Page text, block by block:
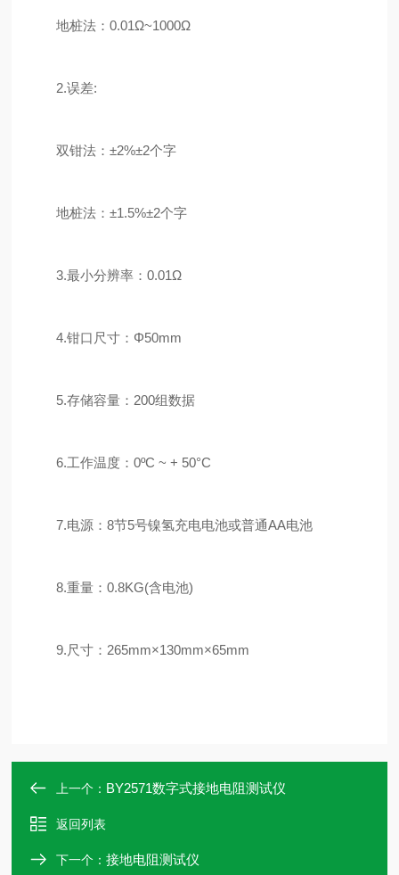
地桩法：0.01Ω~1000Ω
2.误差:
双钳法：±2%±2个字
地桩法：±1.5%±2个字
3.最小分辨率：0.01Ω
4.钳口尺寸：Φ50mm
5.存储容量：200组数据
6.工作温度：0ºC ~ + 50°C
7.电源：8节5号镍氢充电电池或普通AA电池
8.重量：0.8KG(含电池)
9.尺寸：265mm×130mm×65mm
上一个： BY2571数字式接地电阻测试仪
返回列表
下一个：接地电阻测试仪